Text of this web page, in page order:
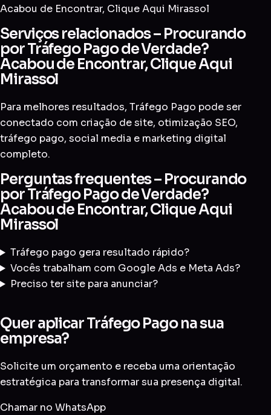
Acabou de Encontrar, Clique Aqui Mirassol
Serviços relacionados – Procurando
por Tráfego Pago de Verdade?
Acabou de Encontrar, Clique Aqui
Mirassol
Para melhores resultados, Tráfego Pago pode ser
conectado com criação de site, otimização SEO,
tráfego pago, social media e marketing digital
completo.
Perguntas frequentes – Procurando
por Tráfego Pago de Verdade?
Acabou de Encontrar, Clique Aqui
Mirassol
Tráfego pago gera resultado rápido?
Vocês trabalham com Google Ads e Meta Ads?
Preciso ter site para anunciar?
Quer aplicar Tráfego Pago na sua
empresa?
Solicite um orçamento e receba uma orientação
estratégica para transformar sua presença digital.
Chamar no WhatsApp